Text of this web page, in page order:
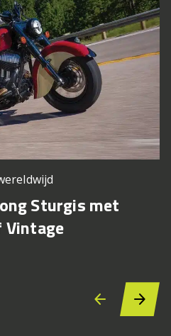
Sturgis met
Vintage